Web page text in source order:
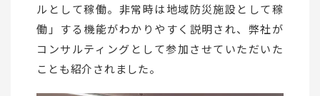
ルとして稼働。非常時は地域防災施設として稼
働」する機能がわかりやすく説明され、弊社が
コンサルティングとして参加させていただいた
ことも紹介されました。